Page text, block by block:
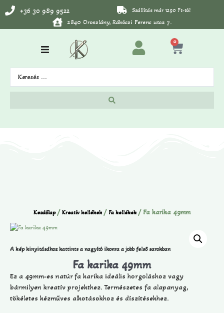
+36 30 989 9522 Szállítás már 1290 Ft-tól
2840 Oroszlány, Rákóczi Ferenc utca 7.
0
Kezdőlap/ Kreatív kellékek / Fa kellékek / Fa karika 49mm
A kép kinyitásához kattints a nagyító ikonra a jobb felső sarokban
Fa karika 49mm
Ez a 49mm-es natúr fa karika ideális horgoláshoz vagy
bármilyen kreatív projekthez. Természetes fa alapanyag,
tökéletes kézműves alkotásokhoz és díszítésekhez.